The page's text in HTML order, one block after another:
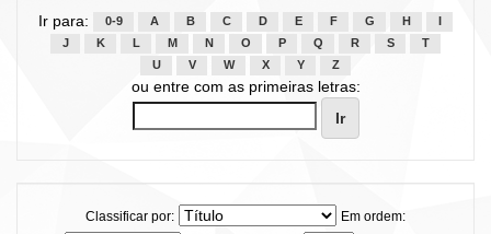
Ir para: 0-9 A B C D E F G H
J
K L M N O P Q R S
T
U
V W X Y Z
ou entre com as primeiras letras:
Classificar por:
Em ordem: